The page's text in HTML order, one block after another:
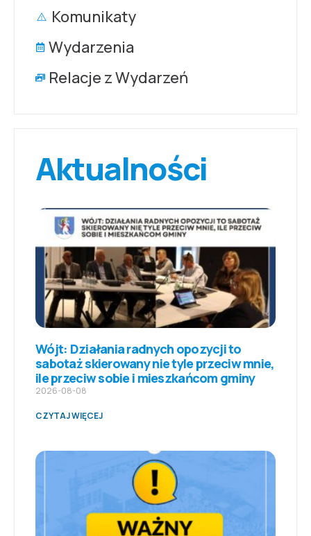
Komunikaty
Wydarzenia
Relacje z Wydarzeń
Aktualności
Wójt: Działania radnych opozycji to
sabotaż skierowany nie tyle przeciw mnie,
ile przeciw sobie i mieszkańcom gminy
2026-08-08
CZYTAJ WIĘCEJ